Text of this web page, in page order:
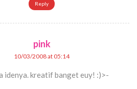
Reply
pink
10/03/2008 at 05:14
idenya. kreatif banget euy! :)>-